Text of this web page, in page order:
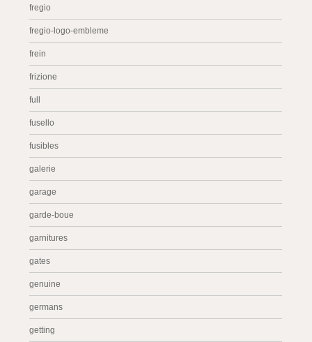
fregio
fregio-logo-embleme
frein
frizione
full
fusello
fusibles
galerie
garage
garde-boue
garnitures
gates
genuine
germans
getting